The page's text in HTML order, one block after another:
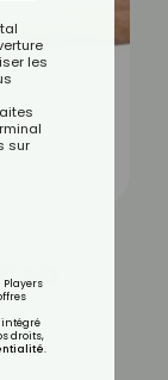
les
sur
droits,
.